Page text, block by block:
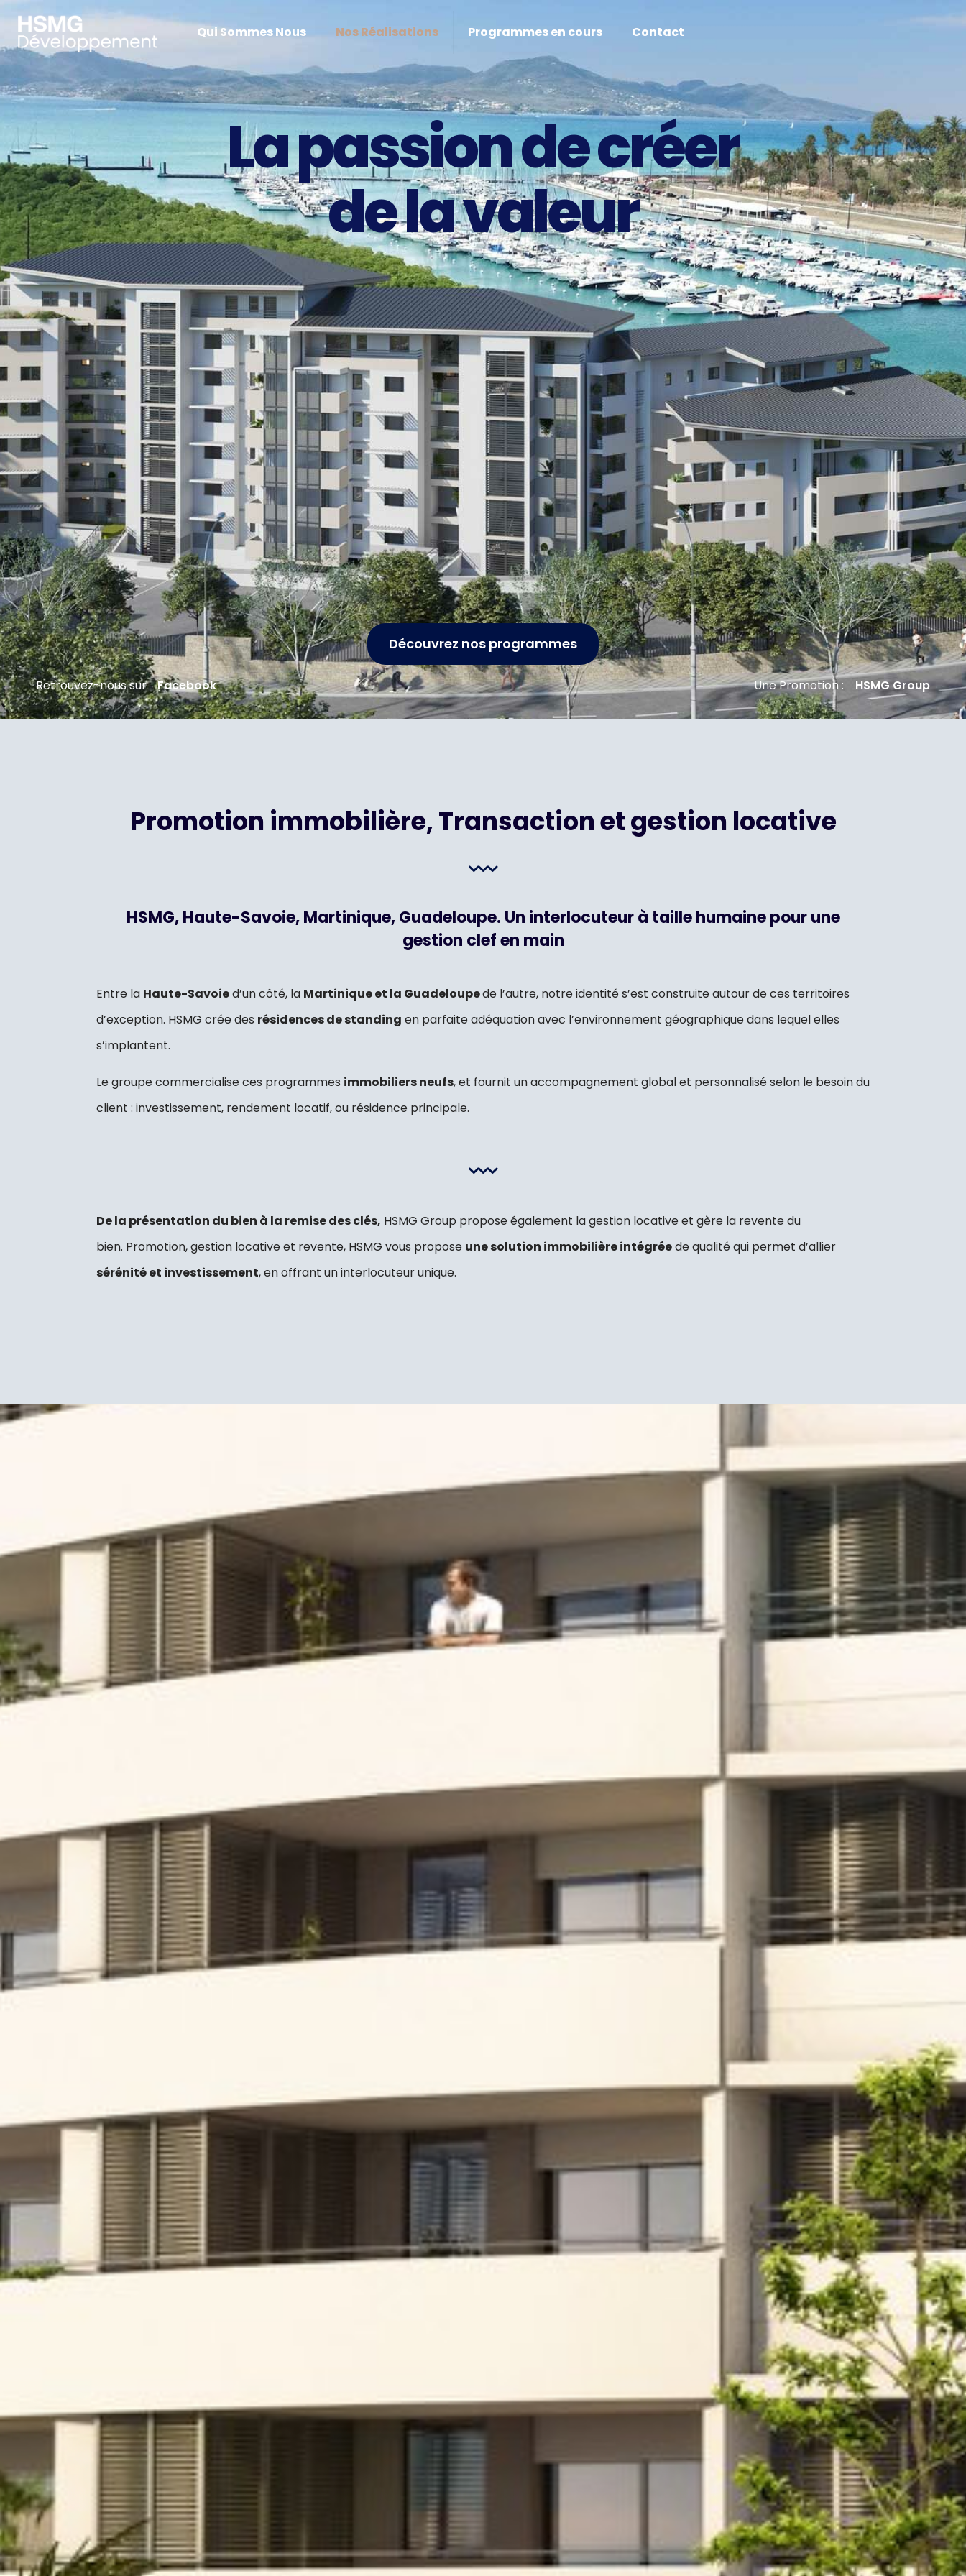
Qui Sommes Nous Nos Réalisations Programmes en cours Contact
La passion de créer
de la valeur
Découvrez nos programmes
Retrouvez-nous sur Une Promotion :
Facebook HSMG Group
Promotion immobilière, Transaction et gestion locative
HSMG, Haute-Savoie, Martinique, Guadeloupe. Un interlocuteur à taille humaine pour une
gestion clef en main
Entre la Haute-Savoied’un côté, la Martinique et la Guadeloupede l’autre, notre identité s’est construite autour de ces territoires
d’exception. HSMG crée des résidences de standing en parfaite adéquation avec l’environnement géographique dans lequel elles
s’implantent.
Le groupe commercialise ces programmes immobiliers neufs, et fournit un accompagnement global et personnalisé selon le besoin du
client : investissement, rendement locatif, ou résidence principale.
De la présentation du bien à la remise des clés, HSMG Group propose également la gestion locative et gère la revente du
bien. Promotion, gestion locative et revente, HSMG vous propose une solution immobilière intégréede qualité qui permet d’allier
sérénité et investissement, en offrant un interlocuteur unique.